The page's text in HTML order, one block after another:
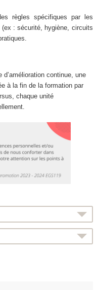
règles spécifiques par les
(ex : sécurité, hygiène, circuits
continue, une
à la fin de la formation par
chaque unité